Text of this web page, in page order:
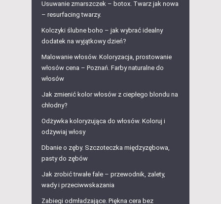
Usuwanie zmarszczek – botox. Twarz jak nowa
– resurfacing twarzy.
Kolczyki ślubne boho – jak wybrać idealny
dodatek na wyjątkowy dzień?
Malowanie włosów. Koloryzacja, prostowanie
włosów cena – Poznań. Farby naturalne do
włosów
Jak zmienić kolor włosów z ciepłego blondu na
chłodny?
Odżywka koloryzująca do włosów. Koloruj i
odżywiaj włosy
Dbanie o zęby. Szczoteczka międzyzębowa,
pasty do zębów
Jak zrobić trwałe fale – przewodnik, zalety,
wady i przeciwwskazania
Zabiegi odmładzające. Piękna cera bez